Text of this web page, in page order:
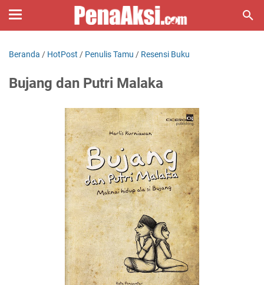
Beranda / HotPost / Penulis Tamu / Resensi Buku
Bujang dan Putri Malaka